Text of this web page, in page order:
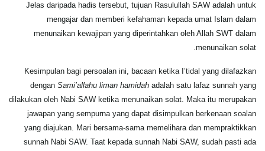
Jelas daripada hadis tersebut, tujuan Rasulullah SAW adalah untuk
mengajar dan memberi kefahaman kepada umat Islam dalam
menunaikan kewajipan yang diperintahkan oleh Allah SWT dalam
menunaikan solat.
Kesimpulan bagi persoalan ini, bacaan ketika I’tidal yang dilafazkan
dengan Sami’allahu liman hamidah adalah satu lafaz sunnah yang
dilakukan oleh Nabi SAW ketika menunaikan solat. Maka itu merupakan
jawapan yang sempurna yang dapat disimpulkan berkenaan soalan
yang diajukan. Mari bersama-sama memelihara dan mempraktikkan
sunnah Nabi SAW. Taat kepada sunnah Nabi SAW, sudah pasti ada